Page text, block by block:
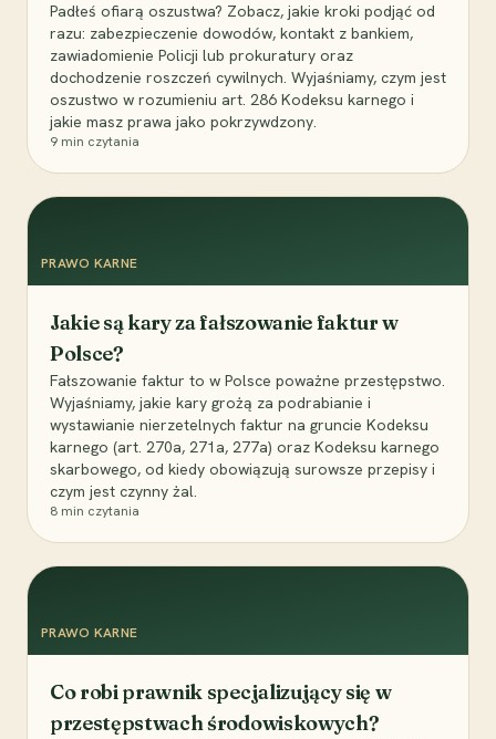
Padłeś ofiarą oszustwa? Zobacz, jakie kroki podjąć od
razu: zabezpieczenie dowodów, kontakt z bankiem,
zawiadomienie Policji lub prokuratury oraz
dochodzenie roszczeń cywilnych. Wyjaśniamy, czym jest
oszustwo w rozumieniu art. 286 Kodeksu karnego i
jakie masz prawa jako pokrzywdzony.
9 min czytania
PRAWO KARNE
Jakie są kary za fałszowanie faktur w
Polsce?
Fałszowanie faktur to w Polsce poważne przestępstwo.
Wyjaśniamy, jakie kary grożą za podrabianie i
wystawianie nierzetelnych faktur na gruncie Kodeksu
karnego (art. 270a, 271a, 277a) oraz Kodeksu karnego
skarbowego, od kiedy obowiązują surowsze przepisy i
czym jest czynny żal.
8 min czytania
PRAWO KARNE
Co robi prawnik specjalizujący się w
przestępstwach środowiskowych?